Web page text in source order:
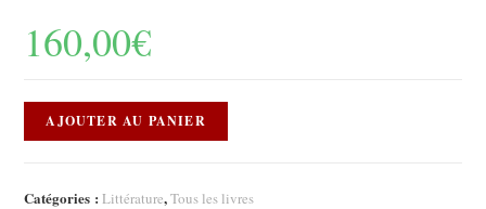
160,00€
AJOUTER AU PANIER
Catégories :Littérature,Tous les livres